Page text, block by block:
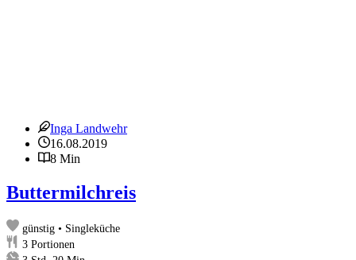
Inga Landwehr
16.08.2019
8 Min
Buttermilchreis
günstig • Singleküche
3 Portionen
StundenMinuten